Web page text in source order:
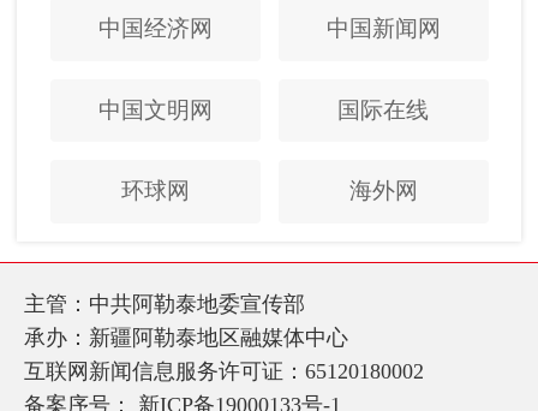
中国经济网 中国新闻网
中国文明网 国际在线
环球网 海外网
主管：中共阿勒泰地委宣传部
承办：新疆阿勒泰地区融媒体中心
互联网新闻信息服务许可证：65120180002
备案序号： 新ICP备19000133号-1